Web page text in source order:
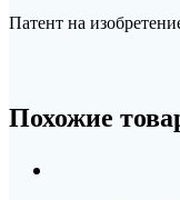
Патент на
Похожие